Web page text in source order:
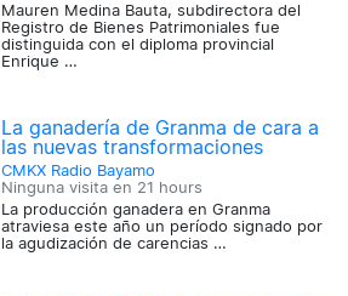
Mauren Medina Bauta, subdirectora del
Registro de Bienes Patrimoniales fue
distinguida con el diploma provincial
Enrique …
La ganadería de Granma de cara a
las nuevas transformaciones
CMKX Radio Bayamo
Ninguna visita en 21 hours
La producción ganadera en Granma
atraviesa este año un período signado por
la agudización de carencias …